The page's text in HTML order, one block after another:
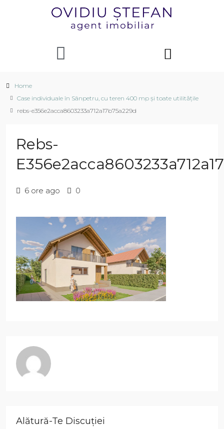
Home
Case individuale în Sânpetru, cu teren 400 mp și toate utilitățile
rebs-e356e2acca8603233a712a17b75a229d
Rebs-
6 ore ago 0
Alătură-Te Discuției